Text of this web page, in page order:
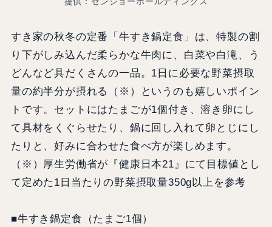
すき家の秋冬の定番「牛すき鍋定食」は、特製の割
り下がしみ込んだ柔らかな牛肉に、白菜や白滝、う
どんなど具だくさんの一品。1日に必要な野菜摂取
量の約半分が摂れる（※）というのも嬉しいポイン
トです。セットにはたまごが1個付き、溶き卵にし
て具材をくぐらせたり、鍋に回し入れて卵とじにし
たりと、好みに合わせた食べ方が楽しめます。
（※）厚生労働省が『健康日本21』にて目標値とし
て定めた1日当たりの野菜摂取量350g以上を参考
■牛すき鍋定食（たまご1個）